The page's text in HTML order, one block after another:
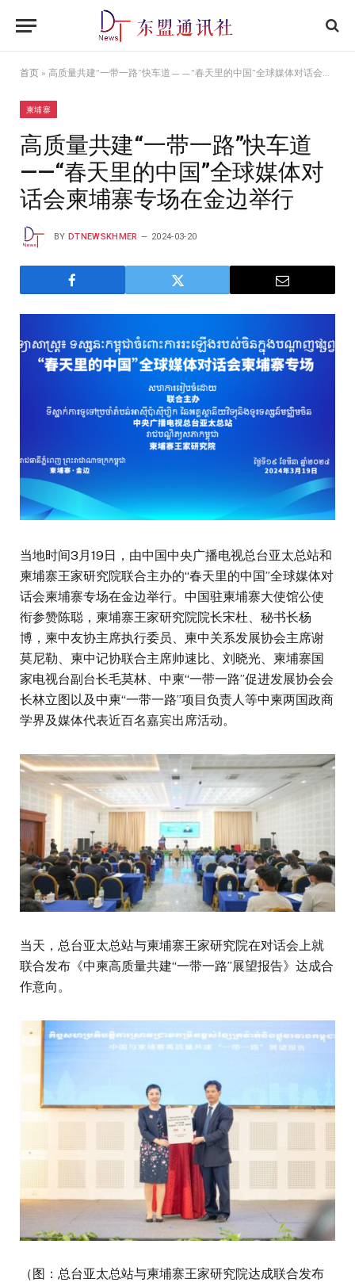
首页 » 高质量共建“一带一路”快车道——“春天里的中国”全球媒体对话会柬埔寨专场在金边举行
柬埔寨
高质量共建“一带一路”快车道
——“春天里的中国”全球媒体对
话会柬埔寨专场在金边举行
BY DTNEWSKHMER 2024-03-20
当地时间3月19日，由中国中央广播电视总台亚太总站和
柬埔寨王家研究院联合主办的“春天里的中国”全球媒体对
话会柬埔寨专场在金边举行。中国驻柬埔寨大使馆公使
衔参赞陈聪，柬埔寨王家研究院院长宋杜、秘书长杨
博，柬中友协主席执行委员、柬中关系发展协会主席谢
莫尼勒、柬中记协联合主席帅速比、刘晓光、柬埔寨国
家电视台副台长毛莫林、中柬“一带一路”促进发展协会会
长林立图以及中柬“一带一路”项目负责人等中柬两国政商
学界及媒体代表近百名嘉宾出席活动。
当天，总台亚太总站与柬埔寨王家研究院在对话会上就
联合发布《中柬高质量共建“一带一路”展望报告》达成合
作意向。
（图：总台亚太总站与柬埔寨王家研究院达成联合发布